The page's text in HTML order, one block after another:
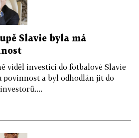
Slavie byla má
viděl investici do fotbalové Slavie
povinnost a byl odhodlán jít do